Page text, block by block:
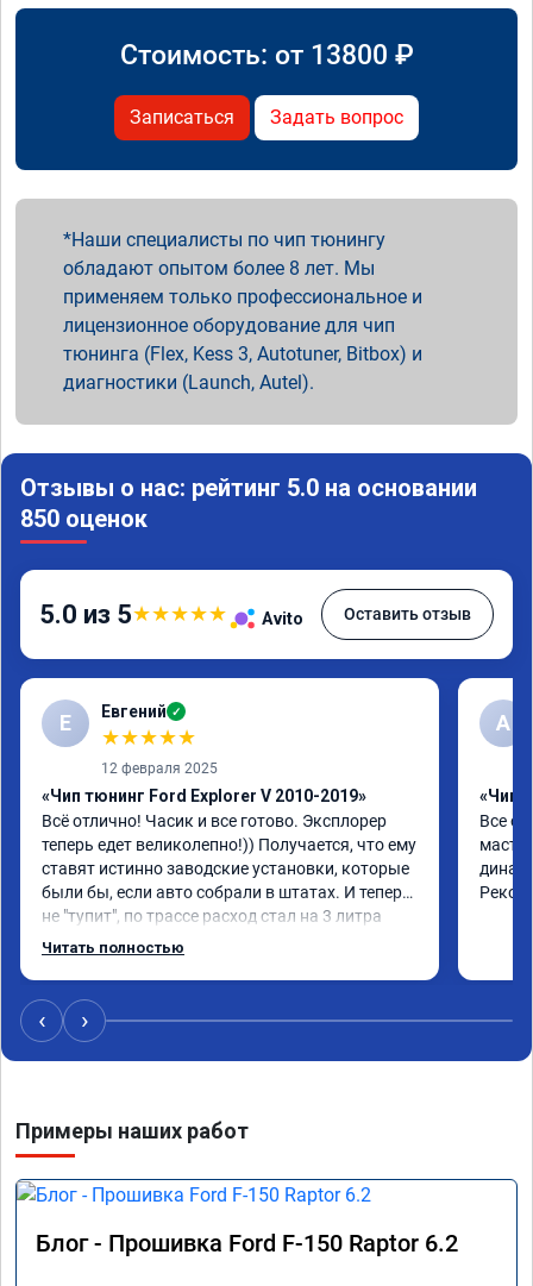
Стоимость: от 13800 ₽
Записаться Задать вопрос
Наши специалисты по чип тюнингу
обладают опытом более 8 лет. Мы
применяем только профессиональное и
лицензионное оборудование для чип
тюнинга (Flex, Kess 3, Autotuner, Bitbox) и
диагностики (Launch, Autel).
Отзывы о нас: рейтинг 5.0 на основании
850 оценок
5.0 из 5★★★★★ Avito Оставить отзыв
Е Евгений ✓
★★★★★
12 февраля 2025
«Чип тюнинг Ford Explorer V 2010-2019»
Всё отлично! Часик и все готово. Эксплорер
теперь едет великолепно!)) Получается, что ему
ставят истинно заводские установки, которые
были бы, если авто собрали в штатах. И теперь
не "тупит", по трассе расход стал на 3 литра
ниже! По городу меньше, если ездить как до
доволен!))
Читать полностью
А
«Чип
Все
‹ ›
Примеры наших работ
Блог - Прошивка Ford F-150 Raptor 6.2